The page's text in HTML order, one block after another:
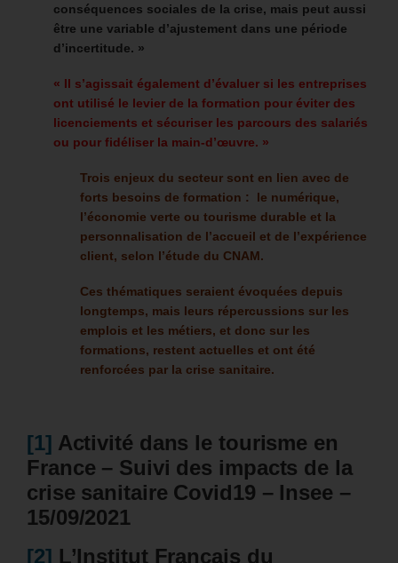
conséquences sociales de la crise, mais peut aussi
être une variable d’ajustement dans une période
d’incertitude. »
« Il s’agissait également d’évaluer si les entreprises
ont utilisé le levier de la formation pour éviter des
licenciements et sécuriser les parcours des salariés
ou pour fidéliser la main-d’œuvre. »
Trois enjeux du secteur sont en lien avec de
forts besoins de formation : le numérique,
l’économie verte ou tourisme durable et la
personnalisation de l’accueil et de l’expérience
client, selon l’étude du CNAM.
Ces thématiques seraient évoquées depuis
longtemps, mais leurs répercussions sur les
emplois et les métiers, et donc sur les
formations, restent actuelles et ont été
renforcées par la crise sanitaire.
[1] Activité dans le tourisme en
France – Suivi des impacts de la
crise sanitaire Covid19 – Insee –
15/09/2021
[2] L’Institut Français du